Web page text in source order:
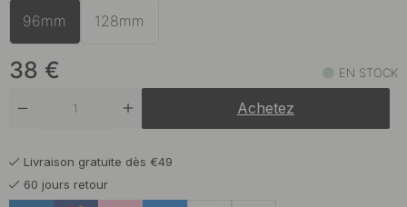
Laiton Poli/Cuir Marron
Laiton Poli/Cuir Nature
Laiton Poli/Cuir Noir
96mm 128mm
38 € EN STOCK
Achetez
Livraison gratuite dès €49
60 jours retour